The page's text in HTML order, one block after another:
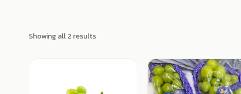
Showing all 2 results